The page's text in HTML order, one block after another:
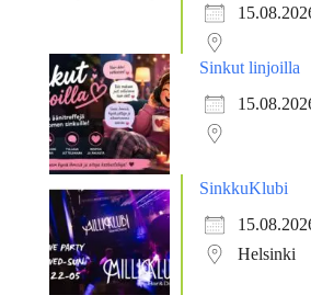
Sinkut linjoilla
SinkkuKlubi
Helsinki